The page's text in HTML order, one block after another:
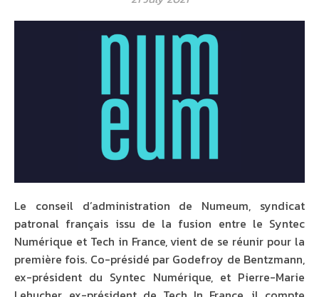
Le conseil d’administration de Numeum, syndicat
patronal français issu de la fusion entre le Syntec
Numérique et Tech in France, vient de se réunir pour la
première fois. Co-présidé par Godefroy de Bentzmann,
ex-président du Syntec Numérique, et Pierre-Marie